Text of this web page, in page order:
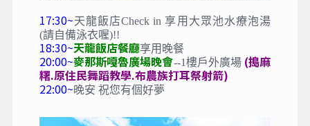
17:30~天龍飯店Check in 享用大眾池水療泡湯
(請自備泳衣喔)!!
18:30~天龍飯店餐廳享用晚餐
20:00~麥那斯嘎魯廣場晚會--1樓戶外廣場(搗麻
糬.原住民舞蹈教學.布農族打耳祭射箭)
22:00~晚安 祝您有個好夢